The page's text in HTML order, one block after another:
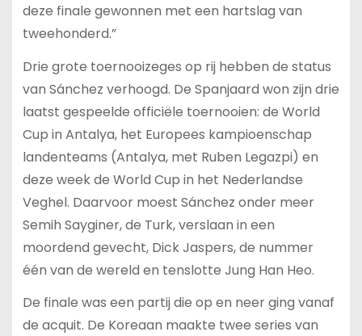
deze finale gewonnen met een hartslag van
tweehonderd.”
Drie grote toernooizeges op rij hebben de status
van Sánchez verhoogd. De Spanjaard won zijn drie
laatst gespeelde officiële toernooien: de World
Cup in Antalya, het Europees kampioenschap
landenteams (Antalya, met Ruben Legazpi) en
deze week de World Cup in het Nederlandse
Veghel. Daarvoor moest Sánchez onder meer
Semih Sayginer, de Turk, verslaan in een
moordend gevecht, Dick Jaspers, de nummer
één van de wereld en tenslotte Jung Han Heo.
De finale was een partij die op en neer ging vanaf
de acquit. De Koreaan maakte twee series van